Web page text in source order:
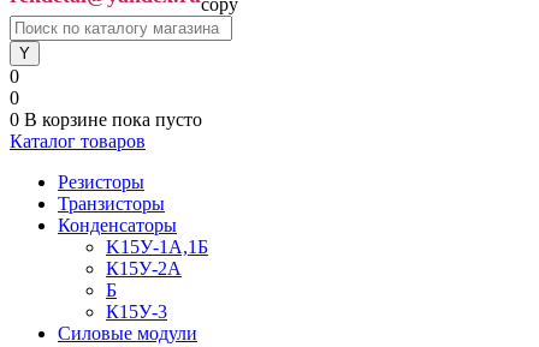
0
0
0 В корзине пока пусто
Каталог товаров
Резисторы
Транзисторы
Конденсаторы
K15У-1А,1Б
К15У-2А
Б
К15У-3
Силовые модули